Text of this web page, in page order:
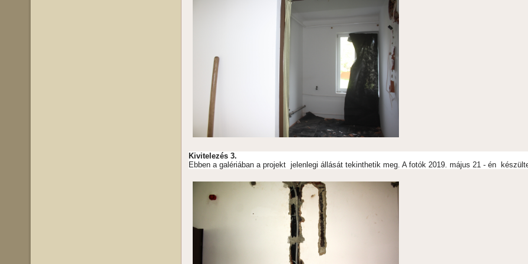
Kivitelezés 3.
Ebben a galériában a projekt jelenlegi állását tekinthetik meg. A fotók 2019. május 21 - én